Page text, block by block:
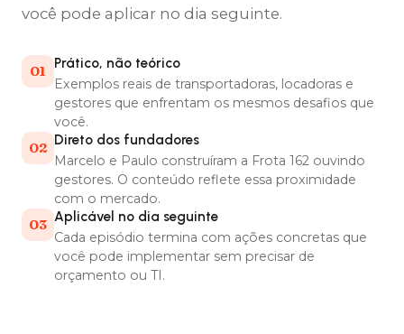
você pode aplicar no dia seguinte.
01
Prático, não teórico
Exemplos reais de transportadoras, locadoras e
gestores que enfrentam os mesmos desafios que
você.
02 Direto dos fundadores
Marcelo e Paulo construíram a Frota 162 ouvindo
gestores. O conteúdo reflete essa proximidade
com o mercado.
03 Aplicável no dia seguinte
Cada episódio termina com ações concretas que
você pode implementar sem precisar de
orçamento ou TI.